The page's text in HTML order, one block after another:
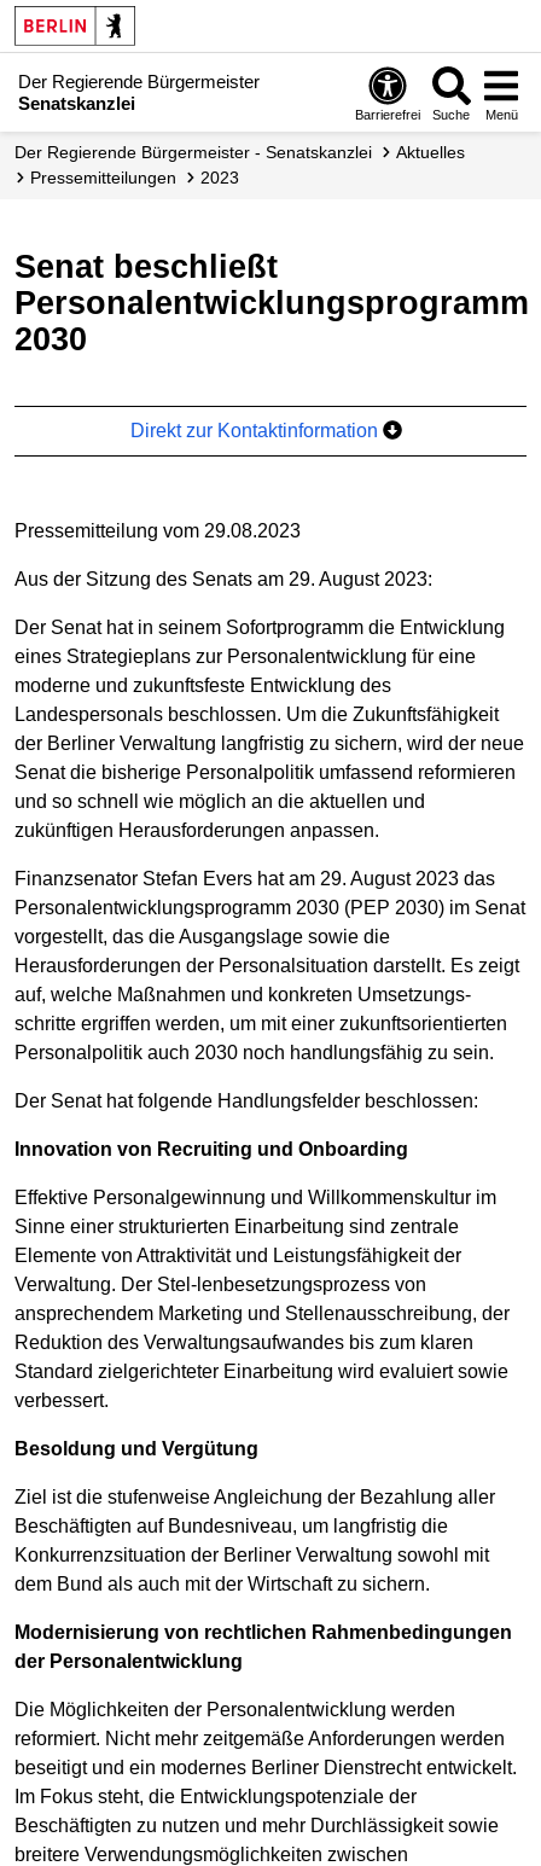
Der Regierende Bürgermeister
Senatskanzlei
Barrierefrei Suche Menü
Der Regierende Bürgermeister - Senatskanzlei
Aktuelles
Presse­mitteilungen
2023
Senat beschließt
Personalentwicklungsprogramm
2030
Direkt zur Kontaktinformation
Pressemitteilung vom 29.08.2023
Aus der Sitzung des Senats am 29. August 2023:
Der Senat hat in seinem Sofortprogramm die Entwicklung
eines Strategieplans zur Personalentwicklung für eine
moderne und zukunftsfeste Entwicklung des
Landespersonals beschlossen. Um die Zukunftsfähigkeit
der Berliner Verwaltung langfristig zu sichern, wird der neue
Senat die bisherige Personalpolitik umfassend reformieren
und so schnell wie möglich an die aktuellen und
zukünftigen Herausforderungen anpassen.
Finanzsenator Stefan Evers hat am 29. August 2023 das
Personalentwicklungsprogramm 2030 (PEP 2030) im Senat
vorgestellt, das die Ausgangslage sowie die
Herausforderungen der Personalsituation darstellt. Es zeigt
auf, welche Maßnahmen und konkreten Umsetzungs-
schritte ergriffen werden, um mit einer zukunftsorientierten
Personalpolitik auch 2030 noch handlungsfähig zu sein.
Der Senat hat folgende Handlungsfelder beschlossen:
Innovation von Recruiting und Onboarding
Effektive Personalgewinnung und Willkommenskultur im
Sinne einer strukturierten Einarbeitung sind zentrale
Elemente von Attraktivität und Leistungsfähigkeit der
Verwaltung. Der Stel-lenbesetzungsprozess von
ansprechendem Marketing und Stellenausschreibung, der
Reduktion des Verwaltungsaufwandes bis zum klaren
Standard zielgerichteter Einarbeitung wird evaluiert sowie
verbessert.
Besoldung und Vergütung
Ziel ist die stufenweise Angleichung der Bezahlung aller
Beschäftigten auf Bundesniveau, um langfristig die
Konkurrenzsituation der Berliner Verwaltung sowohl mit
dem Bund als auch mit der Wirtschaft zu sichern.
Modernisierung von rechtlichen Rahmenbedingungen
der Personalentwicklung
Die Möglichkeiten der Personalentwicklung werden
reformiert. Nicht mehr zeitgemäße Anforderungen werden
beseitigt und ein modernes Berliner Dienstrecht entwickelt.
Im Fokus steht, die Entwicklungspotenziale der
Beschäftigten zu nutzen und mehr Durchlässigkeit sowie
breitere Verwendungsmöglichkeiten zwischen